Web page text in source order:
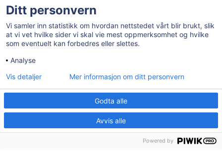
AKTUELT
Post- og besøksadresse:Herredshuset, Kjosveien 1, 1592 Våler i
E-post:
Sentralbord: 69 28 91 00
959 272 581
Bankgironummer:7874.06.27502
Kommunenr:3114
Ditt personvern
Vi samler inn statistikk om hvordan nettstedet vårt blir brukt, slik
at vi vet hvilke sider vi skal vie mest oppmerksomhet og hvilke
som eventuelt kan forbedres eller slettes.
Analyse
Godta alle
Avvis alle
Vis detaljer Mer informasjon om ditt personvern
Powered by